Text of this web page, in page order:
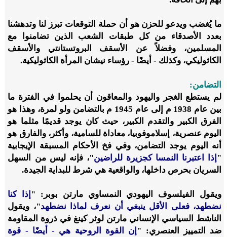
ما يُغضب ويدعو للحزن هو أن حملة التوقعات تبرز لنا وتدهشنا
بعدد الأصدقاء من كل طبقات الشعب الذين تضامنوا مع
المسلمين، وفضلاً عن الأسقف البروتستانتي والأسقف
الكاثوليكي، وكذلك - أيضًا - رؤساء نيشان المرأة الكاثوليكية.
التضامن:
لم يستطع الغجر واليهود والمعاقون أن يحلموا في الفترة ما
بين عام 1938 م إلى عام 1945 م بالتضامن ولو لمرة، وهذا هو
الفرق الكبير والتقدم الكبير، حيث كان يوجد قديمًا مثلما هو
اليوم عنصرية، إسلاموفوبيا، معاداة للسامية، وأكثر، والفارق هو
أنه اليوم يوجد التضامن، وفي فخ الأحكام المسبقة الإيجابية
"إذا اعتبرنا النمسا كجزيرة للراضين"، فإنه ليس من السهل
السريان بحرص داخلها، والواقعية هي شرط للبداية الجيدة.
ويقول الفيلسوف اليهودي النمساوي مارتن بوبر: "إذا كنا
نضطهد، فعلى الأقل ينبغي أن نعرف لماذا نضطهد"، ويقول
الناشط السياسي الإنساني مارتن لوثر كينغ في ذروة المقاومة
ضد التمييز العنصري: "إن القوة الروحية هي - أيضًا - قوة